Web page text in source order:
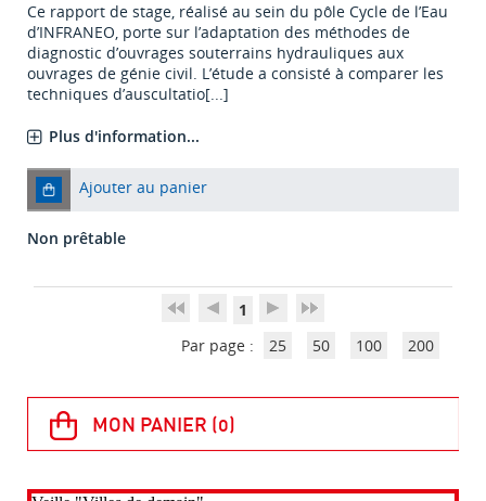
Ce rapport de stage, réalisé au sein du pôle Cycle de l’Eau
d’INFRANEO, porte sur l’adaptation des méthodes de
diagnostic d’ouvrages souterrains hydrauliques aux
ouvrages de génie civil. L’étude a consisté à comparer les
techniques d’auscultatio[...]
Plus d'information...
Ajouter au panier
Non prêtable
1
Par page :
25 50 100 200